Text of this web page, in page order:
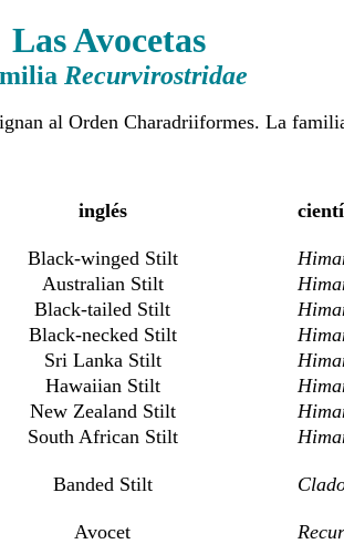
Las Avocetas
Recurvirostridae
al Orden Charadriiformes. La
inglés
Black-winged Stilt
Australian Stilt
Black-tailed Stilt
Black-necked Stilt
Sri Lanka Stilt
Hawaiian Stilt
New Zealand Stilt
South African Stilt
Banded Stilt
Avocet